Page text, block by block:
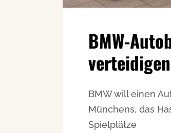
BMW-
BMW will einen
Münchens, das
Spielplätze